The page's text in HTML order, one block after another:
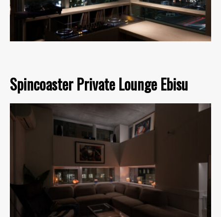
Spincoaster Private Lounge Ebisu